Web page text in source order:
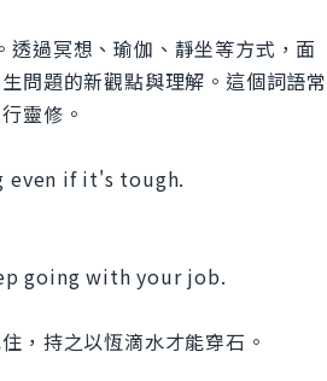
過冥想、瑜伽、靜坐等方式，面
問題的新觀點與理解。這個詞語常
靈修。
even if it's tough.
going with your job.
，持之以恆滴水才能穿石。